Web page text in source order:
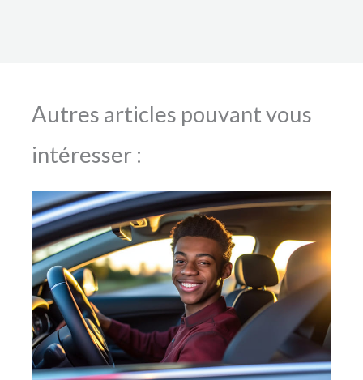
Autres articles pouvant vous
intéresser :